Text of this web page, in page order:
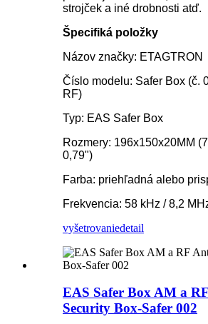
strojček a iné drobnosti atď.
Špecifiká položky
Názov značky: ETAGTRON
Číslo modelu: Safer Box (č.
RF)
Typ: EAS Safer Box
Rozmery: 196x150x20MM
0,79")
Farba: priehľadná alebo
Frekvencia: 58 kHz / 8,2
vyšetrovaniedetail
EAS Safer Box AM a
Security Box-Safer 002